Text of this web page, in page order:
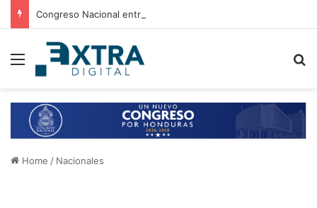
Menu
Home / Nacionales